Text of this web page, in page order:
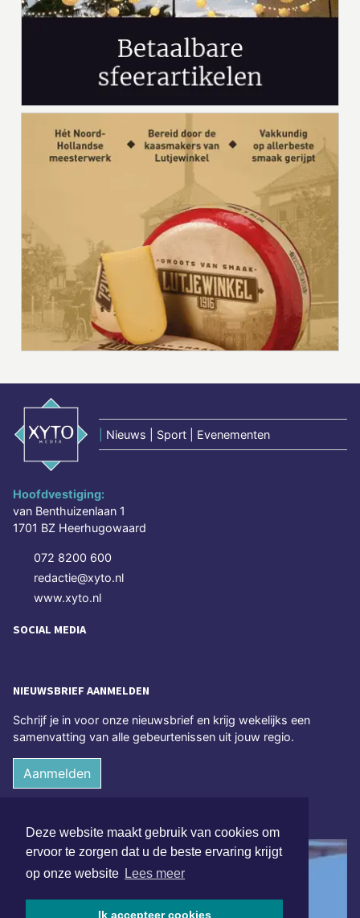
Deze website maakt gebruik van cookies om
ervoor te zorgen dat u de beste ervaring krijgt
op onze website Lees meer
Ik accepteer cookies
Nieuws | Sport | Evenementen
Hoofdvestiging:
van Benthuizenlaan 1
1701 BZ Heerhugowaard
072 8200 600
redactie@xyto.nl
www.xyto.nl
SOCIAL MEDIA
NIEUWSBRIEF AANMELDEN
Schrijf je in voor onze nieuwsbrief en krijg wekelijks een
samenvatting van alle gebeurtenissen uit jouw regio.
Aanmelden